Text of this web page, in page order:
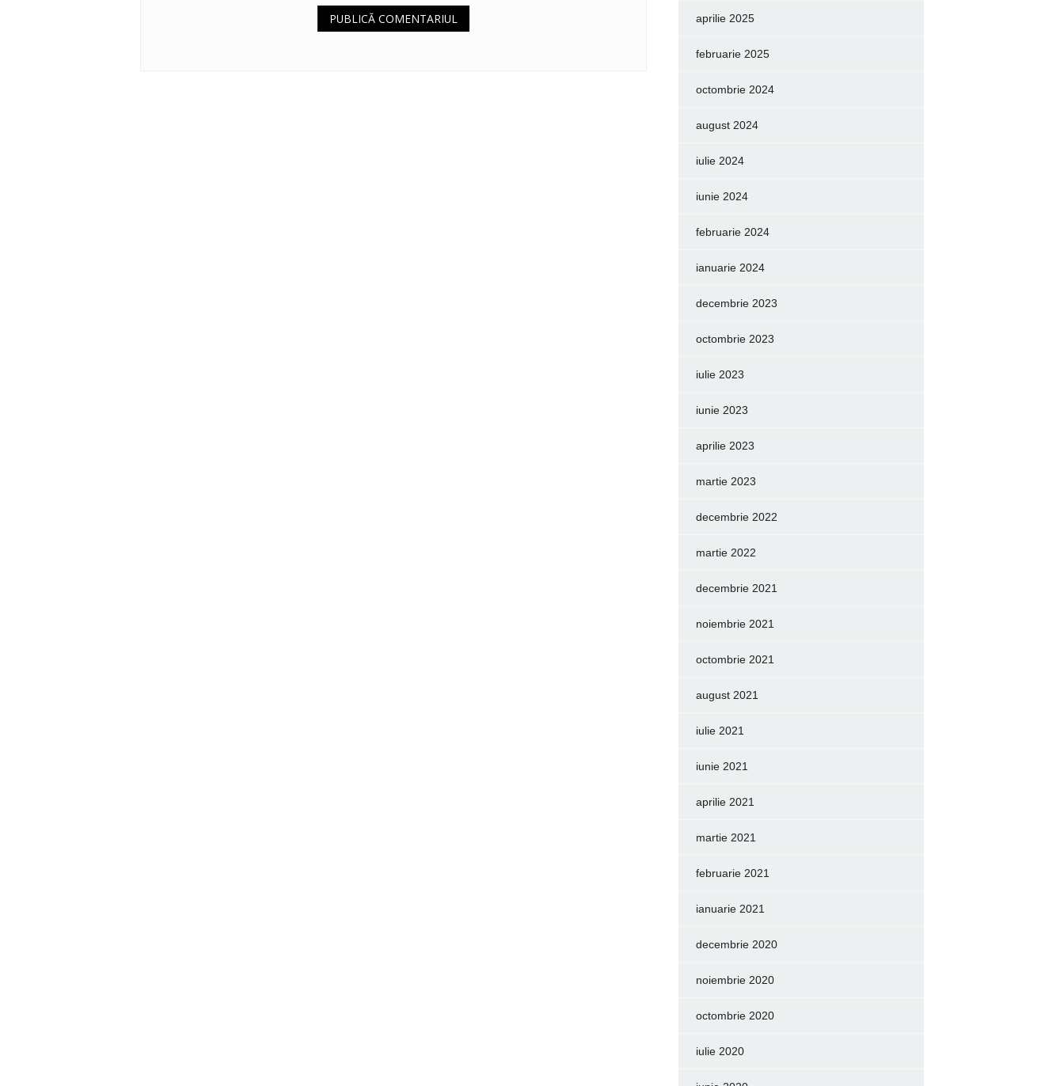
aprilie 2025
februarie 2025
octombrie 2024
august 2024
iulie 2024
iunie 2024
februarie 2024
ianuarie 2024
decembrie 2023
octombrie 2023
iulie 2023
iunie 2023
aprilie 2023
martie 2023
decembrie 2022
martie 2022
decembrie 2021
noiembrie 2021
octombrie 2021
august 2021
iulie 2021
iunie 2021
aprilie 2021
martie 2021
februarie 2021
ianuarie 2021
decembrie 2020
noiembrie 2020
octombrie 2020
iulie 2020